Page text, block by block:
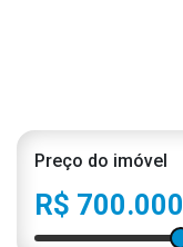
Preço do imóvel
R$ 700.000